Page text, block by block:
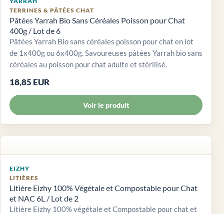
TERRINES & PÂTÉES CHAT
Pâtées Yarrah Bio Sans Céréales Poisson pour Chat
400g / Lot de 6
Pâtées Yarrah Bio sans céréales poisson pour chat en lot
de 1x400g ou 6x400g. Savoureuses pâtées Yarrah bio sans
céréales au poisson pour chat adulte et stérilisé.
18,85 EUR
Voir le produit
EIZHY
LITIÈRES
Litière Eizhy 100% Végétale et Compostable pour Chat
et NAC 6L / Lot de 2
Litière Eizhy 100% végétale et Compostable pour chat et